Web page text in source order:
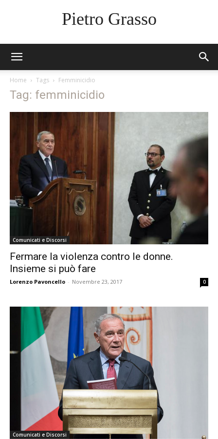
Pietro Grasso
Home Tags Femminicidio
Tag: femminicidio
Comunicati e Discorsi
Fermare la violenza contro le donne.
Insieme si può fare
Lorenzo Pavoncello - Novembre 23, 2017 0
Comunicati e Discorsi